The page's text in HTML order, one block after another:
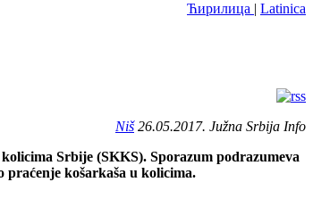
Ћирилица | Latinica
Niš26.05.2017. Južna Srbija Info
Srbije (SKKS). Sporazum podrazumeva
košarkaša u kolicima.